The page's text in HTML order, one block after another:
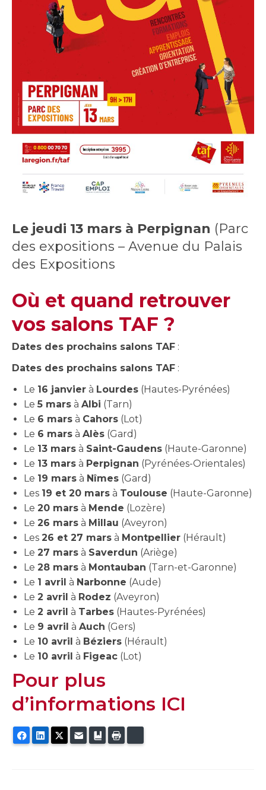
Le jeudi 13 mars à Perpignan (Parc
des expositions – Avenue du Palais
des Expositions
Où et quand retrouver
vos salons TAF ?
Dates des prochains salons TAF :
Dates des prochains salons TAF :
Le 16 janvier à Lourdes (Hautes-Pyrénées)
Le 5 mars à Albi (Tarn)
Le 6 mars à Cahors (Lot)
Le 6 mars à Alès (Gard)
Le 13 mars à Saint-Gaudens (Haute-Garonne)
Le 13 mars à Perpignan (Pyrénées-Orientales)
Le 19 mars à Nîmes (Gard)
Les 19 et 20 mars à Toulouse (Haute-Garonne)
Le 20 mars à Mende (Lozère)
Le 26 mars à Millau (Aveyron)
Les 26 et 27 mars à Montpellier (Hérault)
Le 27 mars à Saverdun (Ariège)
Le 28 mars à Montauban (Tarn-et-Garonne)
Le 1 avril à Narbonne (Aude)
Le 2 avril à Rodez (Aveyron)
Le 2 avril à Tarbes (Hautes-Pyrénées)
Le 9 avril à Auch (Gers)
Le 10 avril à Béziers (Hérault)
Le 10 avril à Figeac (Lot)
Pour plus
d’informations ICI
FacebookLinkedInTwitter
E-mail Ajouter aux favoris